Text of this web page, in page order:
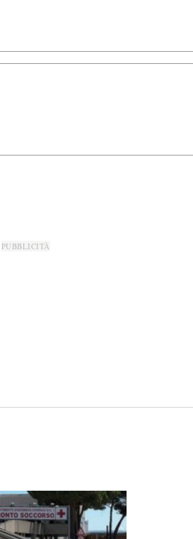
PUBBLICITÀ